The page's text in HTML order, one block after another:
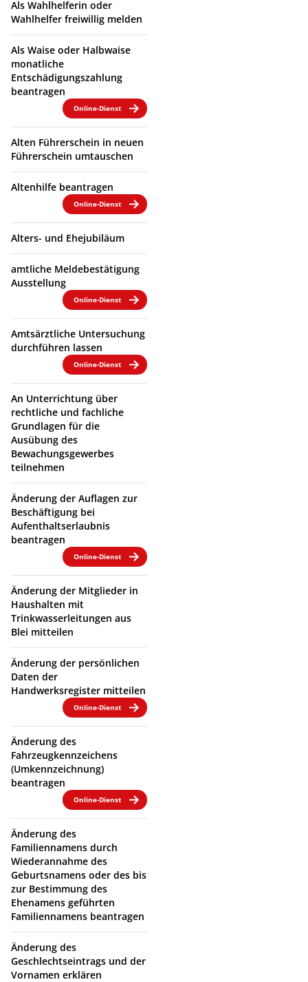
Als Wahlhelferin oder
Wahlhelfer freiwillig melden
Als Waise oder Halbwaise
monatliche
Entschädigungszahlung
beantragen
Online-Dienst
Alten Führerschein in neuen
Führerschein umtauschen
Altenhilfe beantragen
Online-Dienst
Alters- und Ehejubiläum
amtliche Meldebestätigung
Ausstellung
Online-Dienst
Amtsärztliche Untersuchung
durchführen lassen
Online-Dienst
An Unterrichtung über
rechtliche und fachliche
Grundlagen für die
Ausübung des
Bewachungsgewerbes
teilnehmen
Änderung der Auflagen zur
Beschäftigung bei
Aufenthaltserlaubnis
beantragen
Online-Dienst
Änderung der Mitglieder in
Haushalten mit
Trinkwasserleitungen aus
Blei mitteilen
Änderung der persönlichen
Daten der
Handwerksregister mitteilen
Online-Dienst
Änderung des
Fahrzeugkennzeichens
(Umkennzeichnung)
beantragen
Online-Dienst
Änderung des
Familiennamens durch
Wiederannahme des
Geburtsnamens oder des bis
zur Bestimmung des
Ehenamens geführten
Familiennamens beantragen
Änderung des
Geschlechtseintrags und der
Vornamen erklären